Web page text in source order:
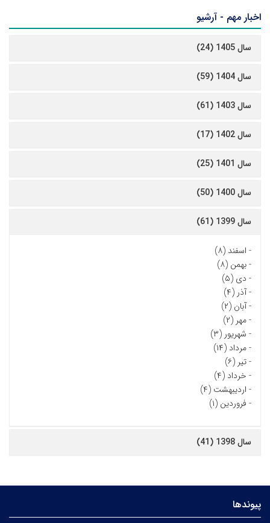
اخبار مهم - آرشیو
سال 1405 (24)
سال 1404 (59)
سال 1403 (61)
سال 1402 (17)
سال 1401 (25)
سال 1400 (50)
سال 1399 (61)
- اسفند (۸)
-بهمن (۸)
- دی (۵)
-آذر (۴)
-آبان (۲)
-مهر (۲)
- شهریور (۳)
-مرداد (۱۴)
-تیر (۶)
- خرداد (۴)
- اردیبهشت (۴)
- فروردین (۱)
سال 1398 (41)
پیوندها